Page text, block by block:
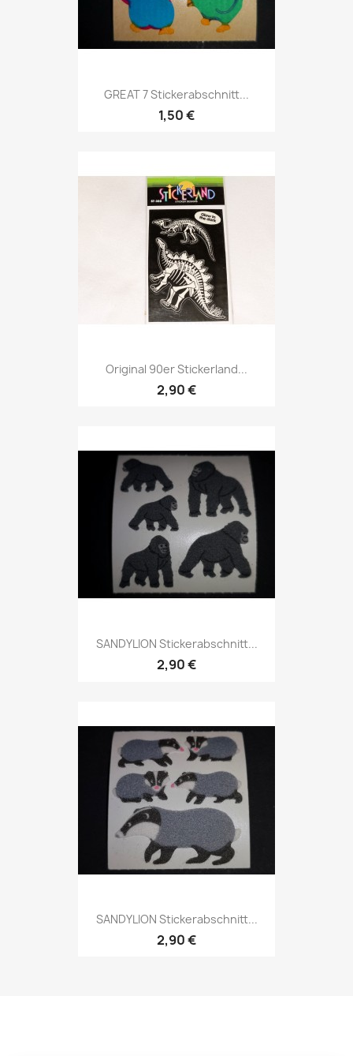
GREAT 7 Stickerabschnitt...
1,50 €
Original 90er Stickerland...
2,90 €
SANDYLION Stickerabschnitt...
2,90 €
SANDYLION Stickerabschnitt...
2,90 €